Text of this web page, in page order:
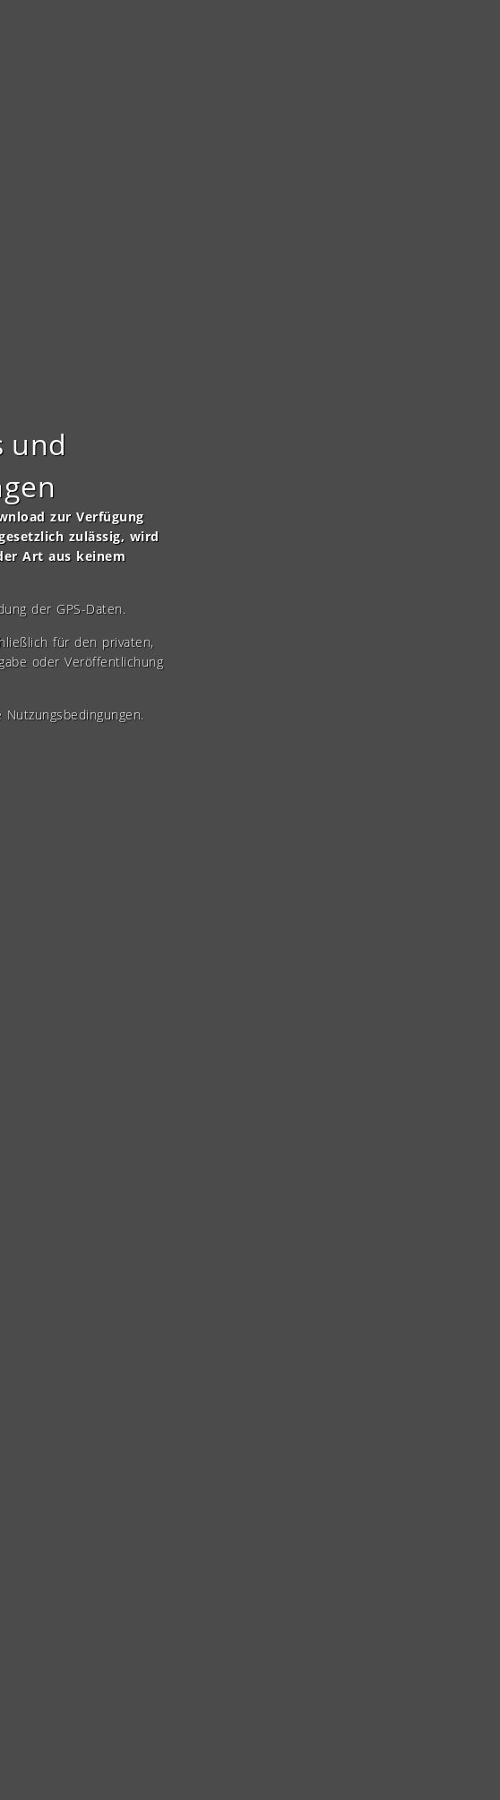
und
zur Verfügung
zulässig, wird
Art aus keinem
der GPS-Daten.
für den privaten,
oder Veröffentlichung